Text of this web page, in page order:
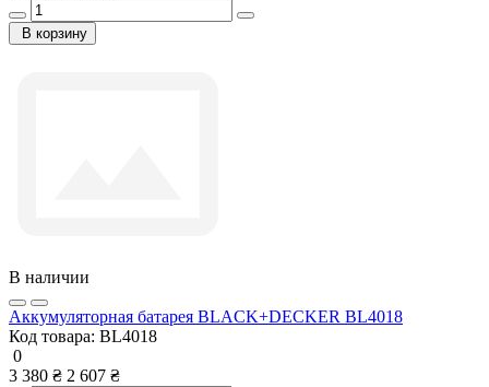
В корзину
В наличии
Аккумуляторная батарея BLACK+DECKER BL4018
Код товара: BL4018
0
3 380 ₴ 2 607 ₴